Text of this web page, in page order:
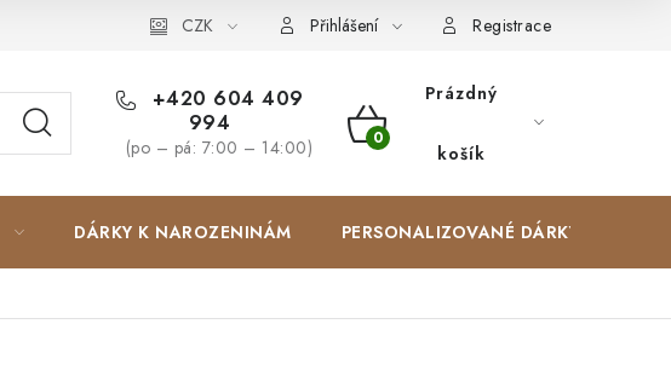
Zakázková výroba Spolupracujeme Blog
CZK Přihlášení Registrace
+420 604 409
994
(po – pá: 7:00 – 14:00)
NÁKUPNÍ
Prázdný
košík
DÁRKY K NAROZENINÁM PERSONALIZOVANÉ DÁRKY ✨